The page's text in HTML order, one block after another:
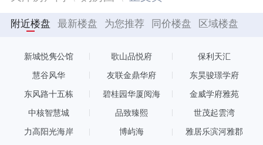
附近楼盘 最新楼盘 为您推荐 同价楼盘 区域楼盘
新城悦隽公馆 歌山品悦府 保利天汇
慧谷风华 友联金鼎华府 东昊骏璟学府
东风路十五栋 碧桂园华厦阅海 金威学府雅苑
中核智慧城 品致臻熙 世茂起雲湾
力高阳光海岸 博屿海 雅居乐滨河雅郡